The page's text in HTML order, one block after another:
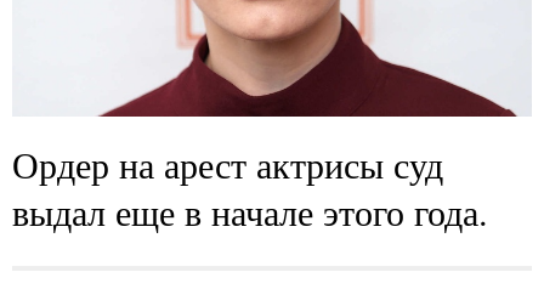
Ордер на арест актрисы суд
выдал еще в начале этого года.